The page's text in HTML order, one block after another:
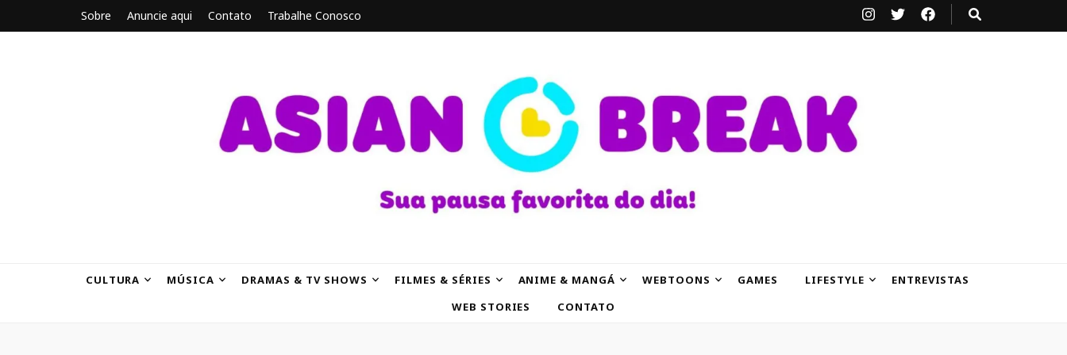
Sobre Anuncie aqui Contato Trabalhe Conosco
CULTURA MÚSICA DRAMAS & TV SHOWS FILMES & SÉRIES ANIME & MANGÁ WEBTOONS GAMES LIFESTYLE
ENTREVISTAS
WEB STORIES
CONTATO